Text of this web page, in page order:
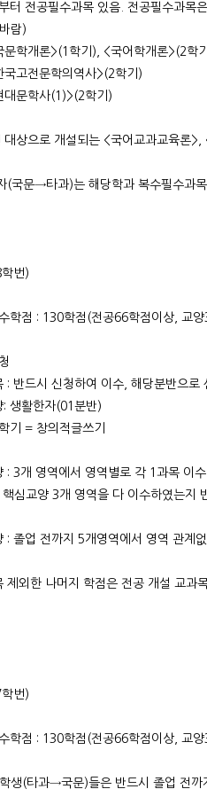
터 전공필수과목 있음. 전공필수과목
람)
문학개론>(1학기), <국어학개론>(2학
국고전문학의역사>(2학기)
대문학사(1)>(2학기)
상으로 개설되는 <국어교과교육론
(국문→타과)는 해당학과 복수필수과
번)
학점 : 130학점(전공66학점이상, 교
: 반드시 신청하여 이수, 해당분반으로
: 생활한자(01분반)
기 = 창의적글쓰기
: 3개 영역에서 영역별로 각 1과목 이수.
핵심교양 3개 영역을 다 이수하였는지
: 졸업 전까지 5개영역에서 영역 관계
제외한 나머지 학점은 전공 개설 교과
번)
학점 : 130학점(전공66학점이상, 교
생(타과→국문)들은 반드시 졸업 전까